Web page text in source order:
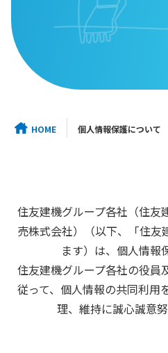
HOME 個人情報保護について
住友建機グループ各社（住友
売株式会社）（以下、「住友
ます）は、個人情報
住友建機グループ各社の役員
従って、個人情報の共同利用
理、維持に誠心誠意努